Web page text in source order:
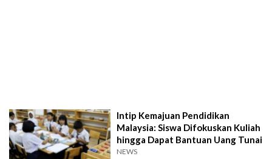
Intip Kemajuan Pendidikan
Malaysia: Siswa Difokuskan Kuliah
hingga Dapat Bantuan Uang Tunai
NEWS